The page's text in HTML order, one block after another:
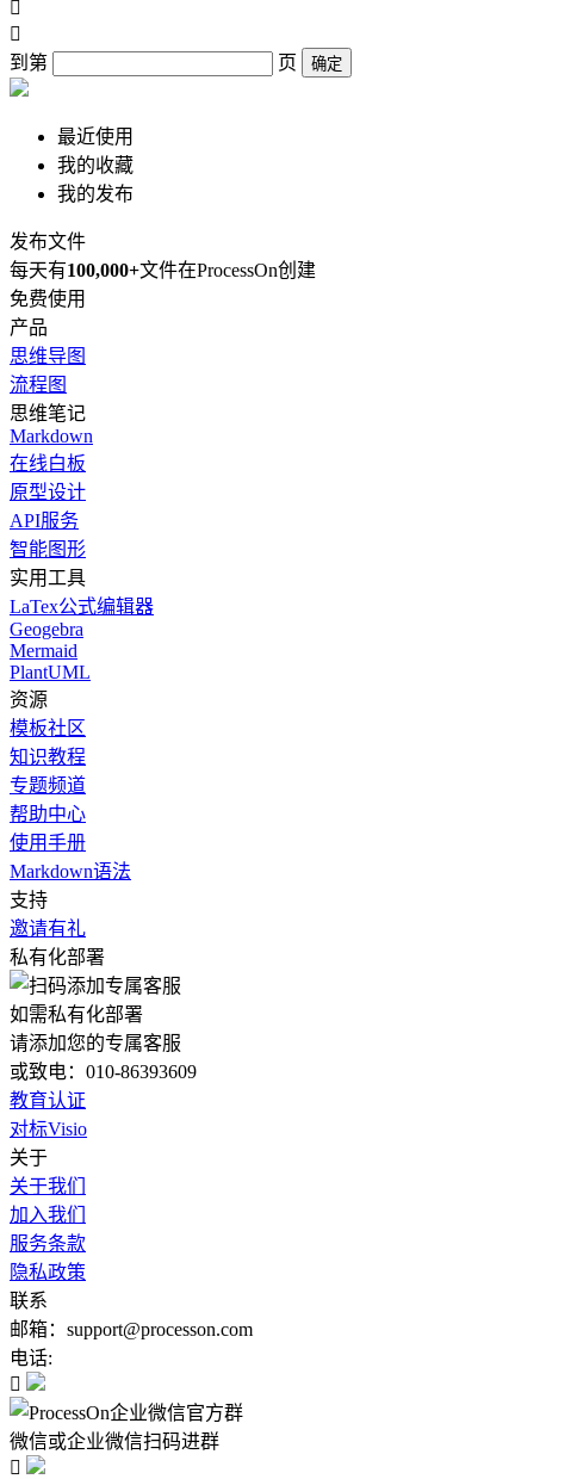


到第
页 确定
最近使用
我的收藏
我的发布
发布文件
每天有100,000+文件在ProcessOn创建
免费使用
产品
思维导图
流程图
思维笔记
Markdown
在线白板
原型设计
API服务
智能图形
实用工具
LaTex公式编辑器
Geogebra
Mermaid
PlantUML
资源
模板社区
知识教程
专题频道
帮助中心
使用手册
Markdown语法
支持
邀请有礼
私有化部署
如需私有化部署
请添加您的专属客服
或致电：010-86393609
教育认证
对标Visio
关于
关于我们
加入我们
服务条款
隐私政策
联系
邮箱：support@processon.com
电话:

微信或企业微信扫码进群
